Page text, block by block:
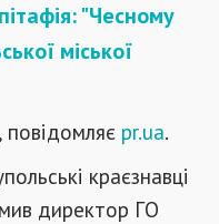
"Чесному
міської
повідомляє pr.ua.
краєзнавці
директор ГО